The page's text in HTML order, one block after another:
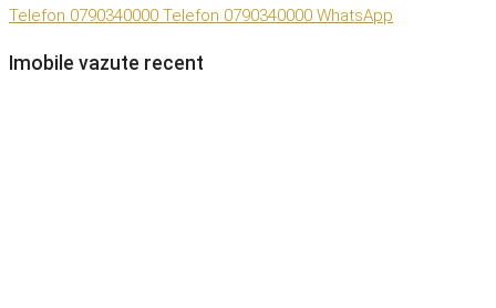
Telefon 0790340000 Telefon 0790340000 WhatsApp
Imobile vazute recent